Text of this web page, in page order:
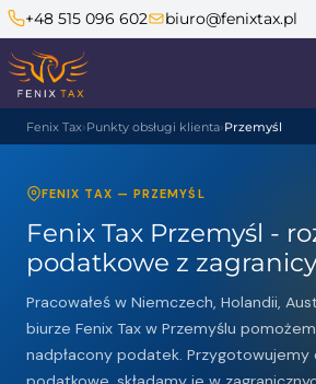
+48 515 096 602 biuro@fenixtax.pl
Fenix Tax Punkty obsługi klienta Przemyśl
FENIX TAX — PRZEMYŚL
Fenix Tax Przemyśl -
podatkowe z zagranicy
Pracowałeś w Niemczech, Holandii,
biurze Fenix Tax w Przemyślu
nadpłacony podatek. Przygotowujemy